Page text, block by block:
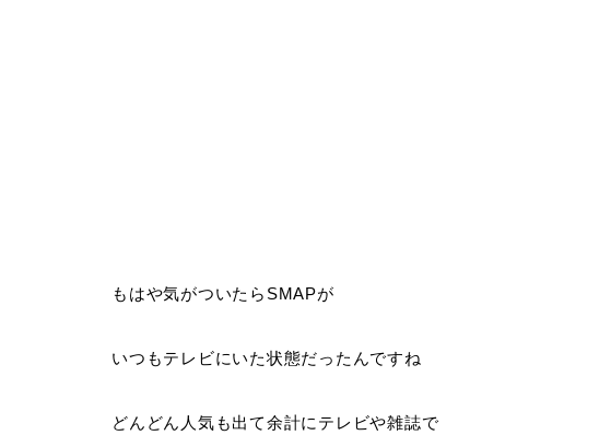
もはや気がついたらSMAPが
いつもテレビにいた状態だったんですね
どんどん人気も出て余計にテレビや雑誌で